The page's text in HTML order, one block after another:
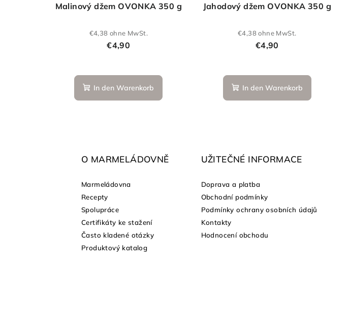
Malinový džem OVONKA 350 g
€4,38 ohne MwSt.
€4,90
In den Warenkorb
Jahodový džem OVONKA 350 g
€4,38 ohne MwSt.
€4,90
In den Warenkorb
O MARMELÁDOVNĚ
Marmeládovna
Recepty
Spolupráce
Certifikáty ke stažení
Často kladené otázky
Produktový katalog
UŽITEČNÉ INFORMACE
Doprava a platba
Obchodní podmínky
Podmínky ochrany osobních údajů
Kontakty
Hodnocení obchodu